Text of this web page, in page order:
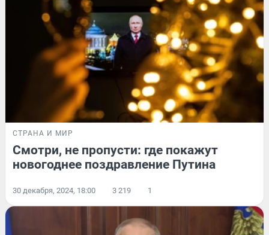
СТРАНА И МИР
Смотри, не пропусти: где покажут
новогоднее поздравление Путина
30 декабря, 2024, 18:00 3 219 1